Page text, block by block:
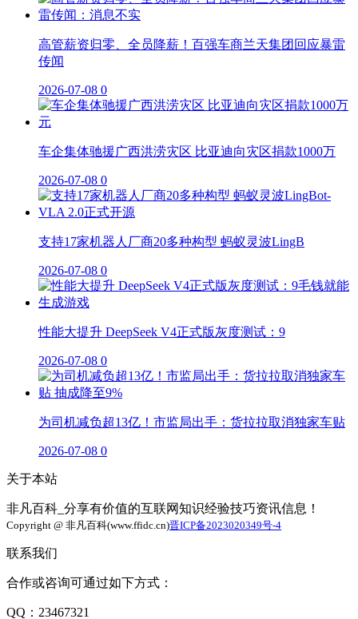
高管薪资归零、全员降薪！百强车商兰天集团回应暴雷
传闻
2026-07-08 0
车企集体驰援广西洪涝灾区 比亚迪向灾区捐款1000万
2026-07-08 0
支持17家机器人厂商20多种构型 蚂蚁灵波LingB
2026-07-08 0
性能大提升 DeepSeek V4正式版灰度测试：9
2026-07-08 0
为司机减负超13亿！市监局出手：货拉拉取消独家车贴
2026-07-08 0
关于本站
非凡百科_分享有价值的互联网知识经验技巧资讯信息！
Copyright @ 非凡百科(www.ffidc.cn)晋ICP备2023020349号-4
联系我们
合作或咨询可通过如下方式：
QQ：23467321